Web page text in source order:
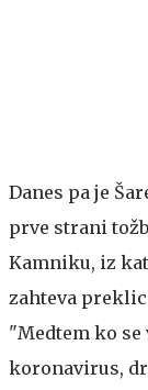
Danes pa je
prve strani
Kamniku, iz
zahteva
"Medtem ko
koronavirus,